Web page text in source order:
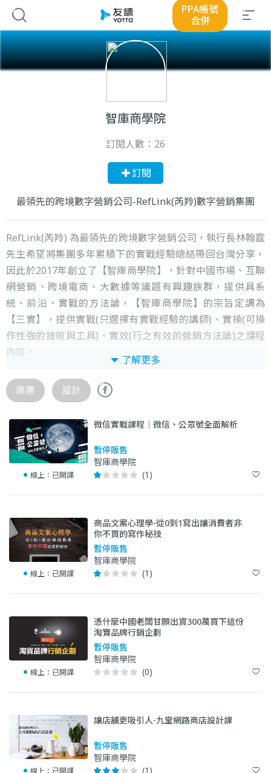
PPA帳號
合併
智庫商學院
訂閱人數： 26
訂閱
最領先的跨境數字營銷公司-RefLink(芮羚)數字營銷集團
RefLink(芮羚) 為最領先的跨境數字營銷公司，執行長林翰霆
先生希望將集團多年累積下的實戰經驗總結帶回台灣分享，
因此於2017年創立了【智庫商學院】，針對中國市場、互聯
網營銷、跨境電商、大數據等議題有興趣族群，提供具系
統、前沿、實戰的方法論，【智庫商學院】的宗旨定調為
【三實】，提供實戰(只選擇有實戰經驗的講師)、實操(可操
作性強的技術與工具)、實效(行之有效的營銷方法論)之課程
內容。
RefLink(芮羚)深知品牌要想在中國複雜多變的營銷環境中成
功佔領一席之地必須具備三個成功要素：熟悉中國市場的專
業團隊、大數據工具輔助決策、品效協同的營銷戰略，這獨
樹一幟的服務風格受到了多家兩岸知名品牌的青睞，曾與
Microsoft、可口可樂、米其林、台灣農委會、HOLA特力和
樂、GOPRP等知名品牌合作，提供中國互聯網電商營銷和顧
問服務。
了解更多
商業 設計
線上： 已開課
微信實戰課程｜微信、公眾號全面解析
暫停販售
智庫商學院
(1)
線上： 已開課
商品文案心理學-從0到1寫出讓消費者非
你不買的寫作秘技
暫停販售
智庫商學院
(1)
線上： 已開課
憑什麼中國老闆甘願出資300萬買下這份
淘寶品牌行銷企劃
暫停販售
智庫商學院
(0)
線上： 已開課
讓店舖更吸引人-九堂網路商店設計課
暫停販售
智庫商學院
(1)